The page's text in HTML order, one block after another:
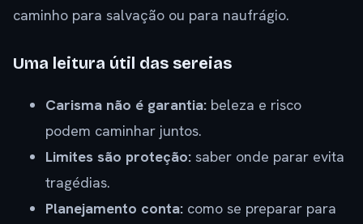
caminho para salvação ou para naufrágio.
Uma leitura útil das sereias
Carisma não é garantia: beleza e risco
podem caminhar juntos.
Limites são proteção: saber onde parar evita
tragédias.
Planejamento conta: como se preparar para